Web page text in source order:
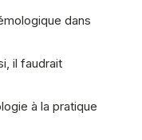
dans
il faudrait
à la pratique